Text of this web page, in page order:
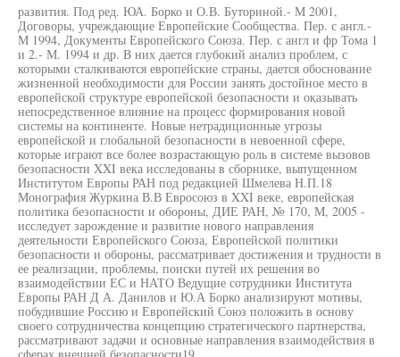
развития. Под ред. ЮА. Борко и О.В. Буториной.- М 2001,
Договоры, учреждающие Европейские Сообщества. Пер. с англ.-
М 1994, Документы Европейского Союза. Пер. с англ и фр Тома 1
и 2.- М. 1994 и др. В них дается глубокий анализ проблем, с
которыми сталкиваются европейские страны, дается обоснование
жизненной необходимости для России занять достойное место в
европейской структуре европейской безопасности и оказывать
непосредственное влияние на процесс формирования новой
системы на континенте. Новые нетрадиционные угрозы
европейской и глобальной безопасности в невоенной сфере,
которые играют все более возрастающую роль в системе вызовов
безопасности XXI века исследованы в сборнике, выпущенном
Институтом Европы РАН под редакцией Шмелева Н.П.18
Монография Журкина В.В Евросоюз в XXI веке, европейская
политика безопасности и обороны, ДИЕ РАН, № 170, М, 2005 -
исследует зарождение и развитие нового направления
деятельности Европейского Союза, Европейской политики
безопасности и обороны, рассматривает достижения и трудности в
ее реализации, проблемы, поиски путей их решения во
взаимодействии ЕС и НАТО Ведущие сотрудники Института
Европы РАН Д А. Данилов и Ю.А Борко анализируют мотивы,
побудившие Россию и Европейский Союз положить в основу
своего сотрудничества концепцию стратегического партнерства,
рассматривают задачи и основные направления взаимодействия в